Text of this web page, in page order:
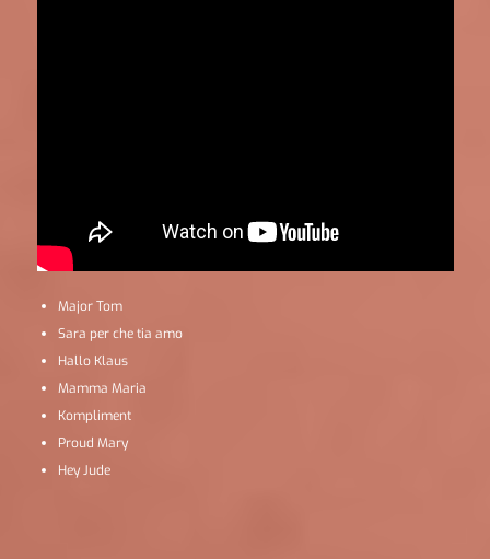
Major Tom
Sara per che tia amo
Hallo Klaus
Mamma Maria
Kompliment
Proud Mary
Hey Jude